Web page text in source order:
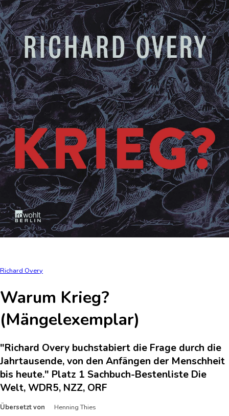
Richard Overy
Warum Krieg?
(Mängelexemplar)
"Richard Overy buchstabiert die Frage durch die
Jahrtausende, von den Anfängen der Menschheit
bis heute." Platz 1 Sachbuch-Bestenliste Die
Welt, WDR5, NZZ, ORF
Übersetzt von Henning Thies